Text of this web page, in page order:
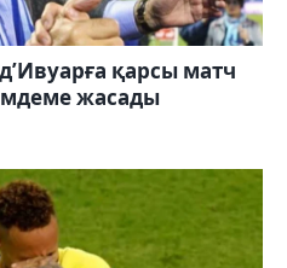
қарсы матч
жасады